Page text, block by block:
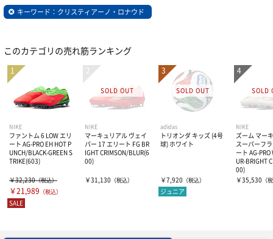
インドアシューズ
シューズ関連商品
オフピッチシューズ・サンダル
ジュニアスパイク
ジュニアトレーニングシューズ
Jリーグ関連
ナショナルチーム
海外クラブチーム
オフィシャルマーキング
ASVペスカドーラ町田関連グッズ
半袖プラシャツ・Tシャツ
長袖プラシャツ・Tシャツ
ポロシャツ
プラクティスパンツ
ハーフパンツ
ソックス
ロングストッキング
ショートソックス
トレーニングウェアー
トレーニングジャージ
スウェット
ウィンドブレーカー・ピステ
ジュニア用品
ジュニアスパイク
ジュニアトレーニングシューズ
ゴールキーパー
GKウェアー
レフリー
スボルメ ルース Jリーグ ネイマール
キーワード：クリスティアーノ・ロナウド
このカテゴリの売れ筋ランキング
NIKE
ファントム 6 LOW エリ
ート AG-PRO EH HOT P
UNCH/BLACK-GREEN S
TRIKE(603)
￥32,230（税込）
￥21,989 （税込）
SALE
NIKE
マーキュリアル ヴェイ
パー 17 エリート FG BR
IGHT CRIMSON/BLUR(6
00)
￥31,130 （税込）
adidas
トリオンダ キッズ (4号
球) ホワイト
￥7,920 （税込）
ジュニア
NIKE
ズーム マー
スーパーフ
ート AG-
UR-BRIGHT
00)
￥35,530
（